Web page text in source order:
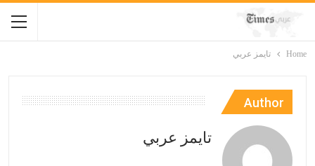
Home تايمز عربي
Author
تايمز عربي